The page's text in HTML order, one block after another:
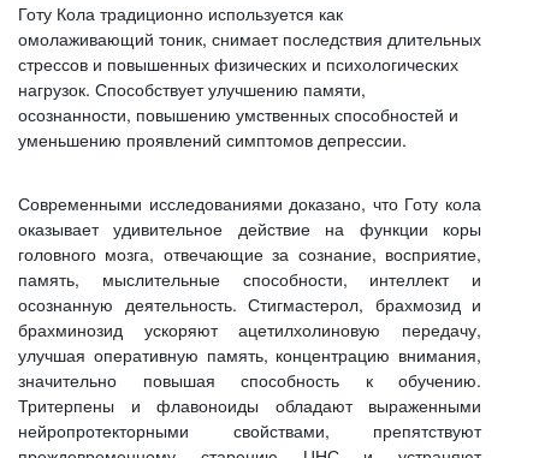
Готу Кола традиционно используется как
омолаживающий тоник, снимает последствия длительных
стрессов и повышенных физических и психологических
нагрузок. Способствует улучшению памяти,
осознанности, повышению умственных способностей и
уменьшению проявлений симптомов депрессии.
Современными исследованиями доказано, что Готу кола
оказывает удивительное действие на функции коры
головного мозга, отвечающие за сознание, восприятие,
память, мыслительные способности, интеллект и
осознанную деятельность. Стигмастерол, брахмозид и
брахминозид ускоряют ацетилхолиновую передачу,
улучшая оперативную память, концентрацию внимания,
значительно повышая способность к обучению.
Тритерпены и флавоноиды обладают выраженными
нейропротекторными свойствами, препятствуют